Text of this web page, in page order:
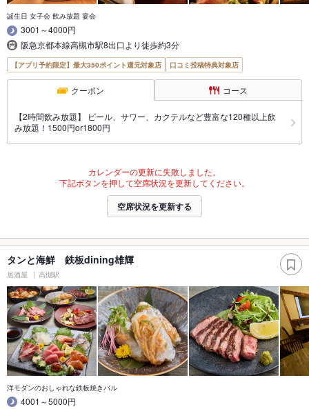
誕生日 女子会 飲み放題 宴会
3001～4000円
阪急京都本線高槻市駅8出口より徒歩約3分
【アプリ予約限定】最大350ポイント還元対象店 口コミ投稿特典対象店
クーポン コース
【2時間飲み放題】 ビール、サワー、カクテルなど豊富な120種以上飲
み放題！1500円or1800円
カレンダーの更新に失敗しました。
下記ボタンを押して空席状況を更新してください。
空席状況を更新する
タンと海鮮 鉄板dining雄輝
居酒屋 高槻駅
洋モダンのおしゃれな鉄板焼きバル
4001～5000円